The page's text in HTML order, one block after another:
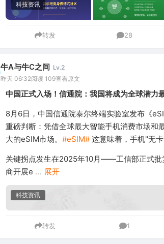
科技资讯
转发 28
牛A与牛C之间 Lv.2
昨天 06:32阅读 109查看原文
中国正式入场！信通院：我国将成为全球潜力
8月6日，中国信通院泰尔终端实验室发布《
重磅判断：凭借全球最大智能手机消费市场和
大的eSIM市场。 #eSIM#这意味着，手机"无卡
关键拐点发生在2025年10月——工信部正式批
商开展e ... 展开
科技资讯
转发 1